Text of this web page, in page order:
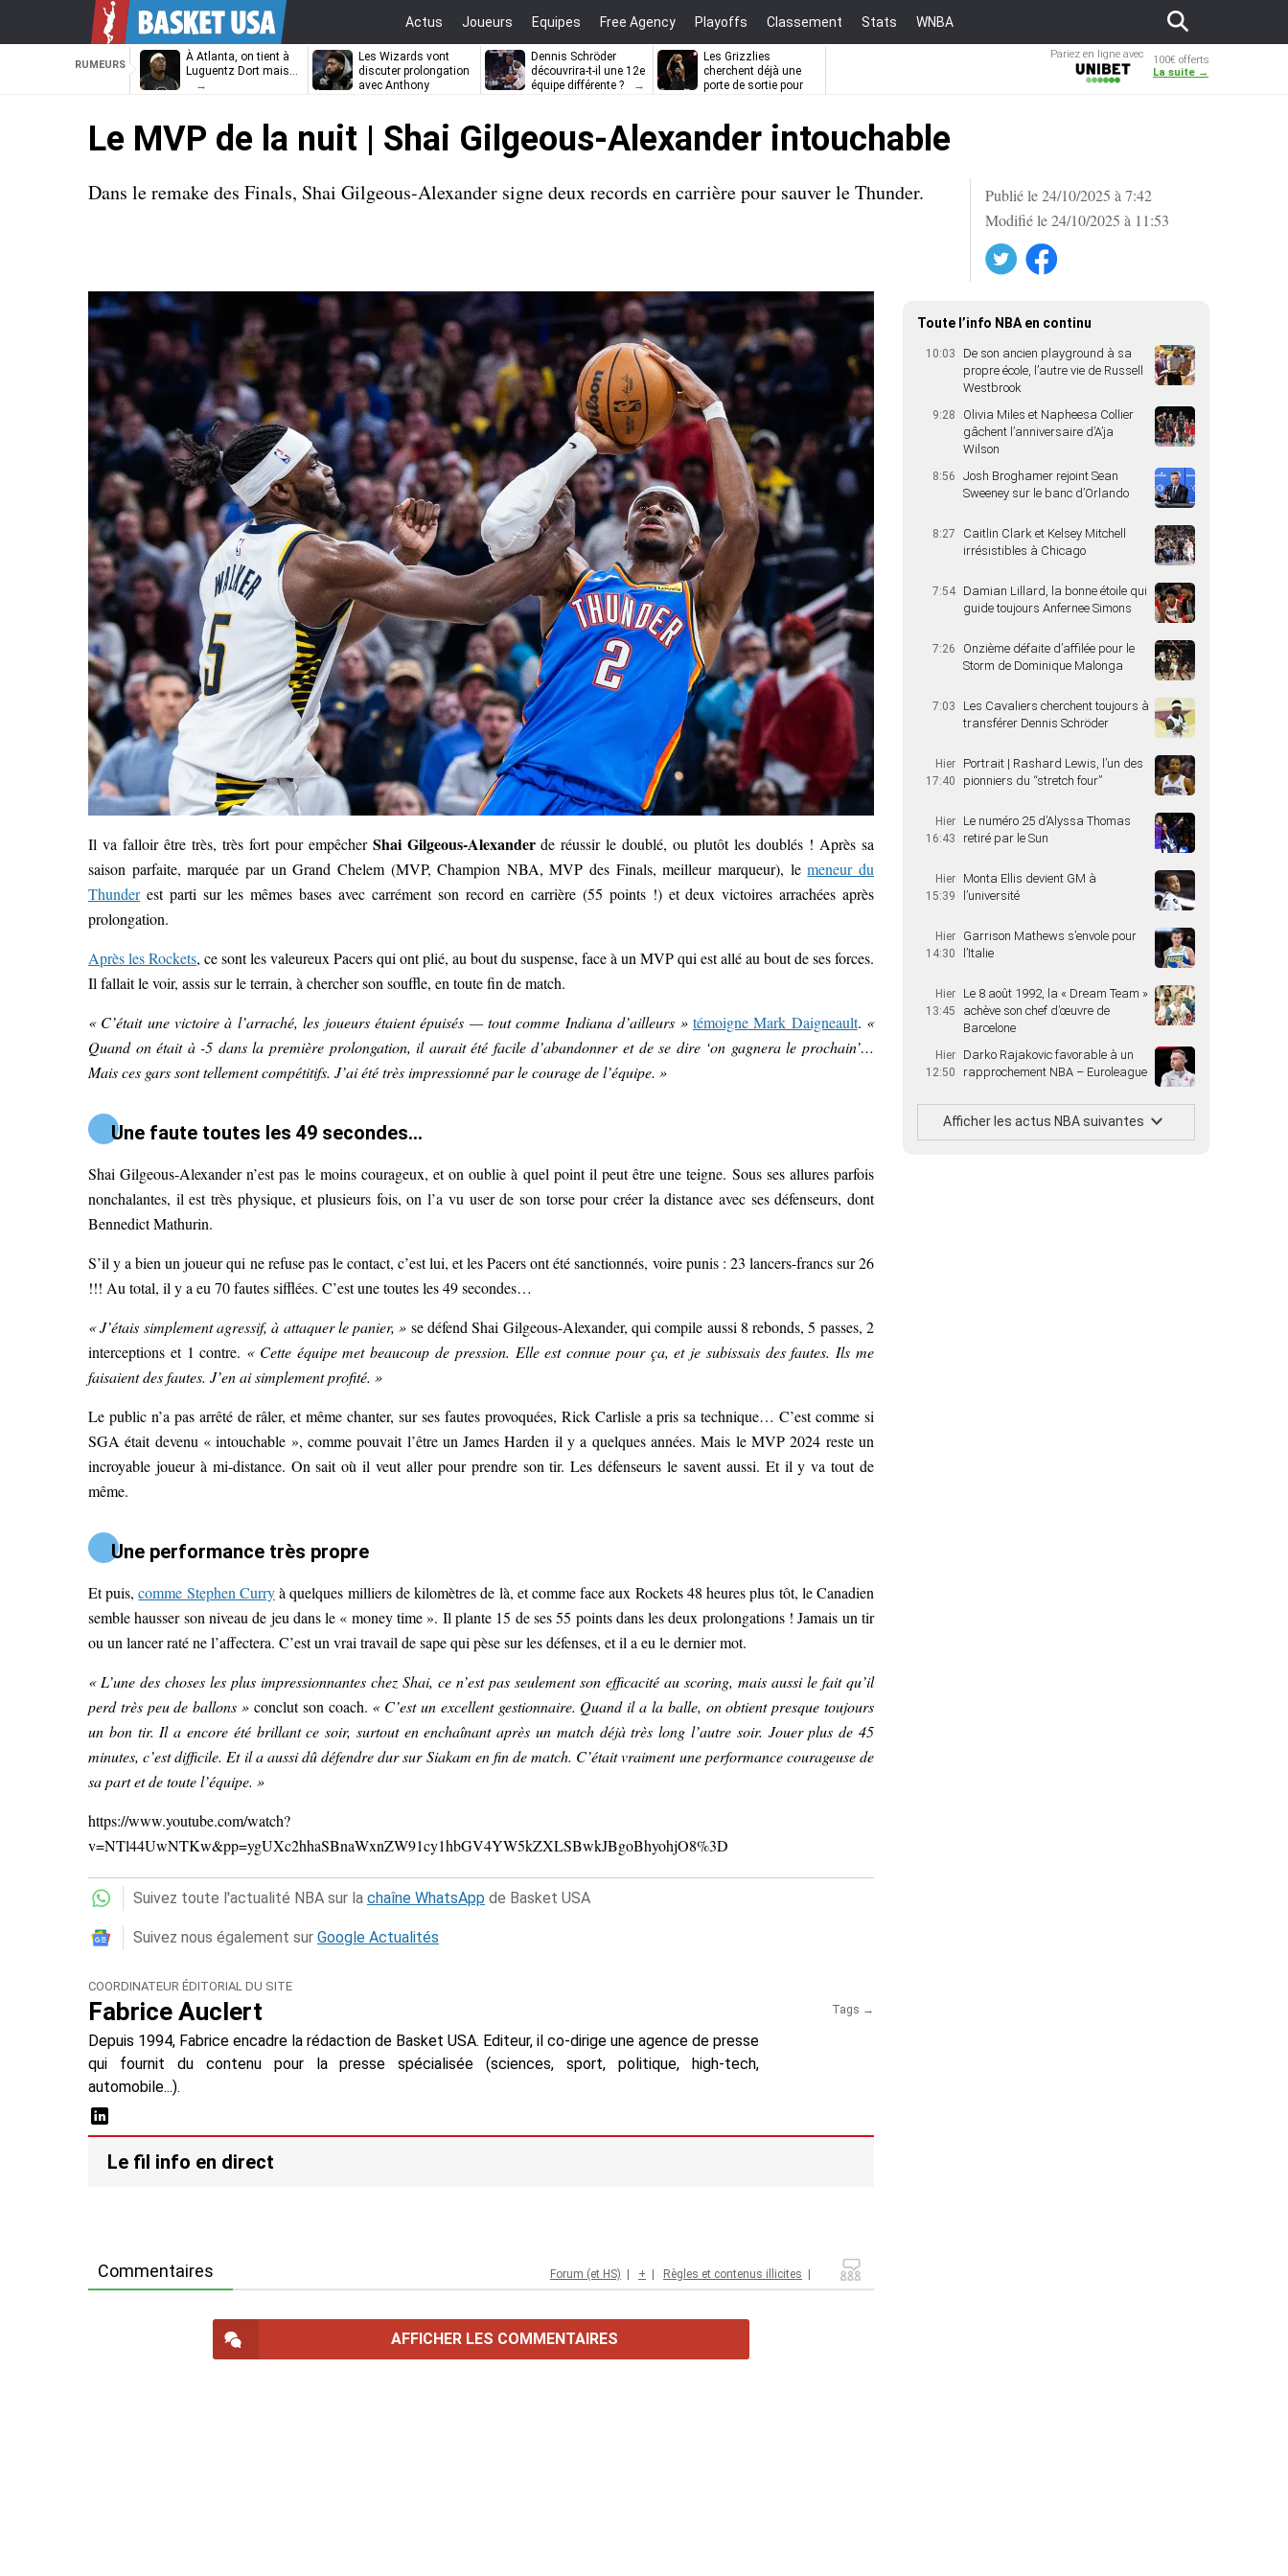
Actus Joueurs Equipes Free Agency Playoffs Classement Stats WNBA
RUMEURS
À Atlanta, on tient à
Luguentz Dort mais…
Les Wizards vont
discuter prolongation
avec Anthony
Dennis Schröder
découvrira-t-il une 12e
équipe différente ?
Les Grizzlies
cherchent déjà une
porte de sortie pour
Pariez en ligne avec
100€ offerts
La suite →
Le MVP de la nuit | Shai Gilgeous-Alexander intouchable
Publié le 24/10/2025 à 7:42
Modifié le 24/10/2025 à 11:53
Facebook
Dans le remake des Finals, Shai Gilgeous-Alexander signe deux records en carrière pour sauver le Thunder.
Il va falloir être très, très fort pour empêcher Shai Gilgeous-Alexanderde réussir le doublé, ou plutôt les doublés ! Après sa
saison parfaite, marquée par un Grand Chelem (MVP, Champion NBA, MVP des Finals, meilleur marqueur), lemeneur du
Thunderest parti sur les mêmes bases avec carrément son record en carrière (55 points !) et deux victoires arrachées après
prolongation.
Après les Rockets, ce sont les valeureux Pacers qui ont plié, au bout du suspense, face à un MVP qui est allé au bout de ses forces.
Il fallait le voir, assis sur le terrain, à chercher son souffle, en toute fin de match.
« C’était une victoire à l’arraché, les joueurs étaient épuisés — tout comme Indiana d’ailleurs » témoigne Mark Daigneault. «
Quand on était à -5 dans la première prolongation, il aurait été facile d’abandonner et de se dire ‘on gagnera le prochain’…
Mais ces gars sont tellement compétitifs. J’ai été très impressionné par le courage de l’équipe. »
Une faute toutes les 49 secondes…
Shai Gilgeous-Alexander n’est pas le moins courageux, et on oublie à quel point il peut être une teigne. Sous ses allures parfois
nonchalantes, il est très physique, et plusieurs fois, on l’a vu user de son torse pour créer la distance avec ses défenseurs, dont
Bennedict Mathurin.
S’il y a bien un joueur qui ne refuse pas le contact, c’est lui, et les Pacers ont été sanctionnés, voire punis : 23 lancers-francs sur 26
!!! Au total, il y a eu 70 fautes sifflées. C’est une toutes les 49 secondes…
« J’étais simplement agressif, à attaquer le panier, » se défend Shai Gilgeous-Alexander, qui compile aussi 8 rebonds, 5 passes, 2
interceptions et 1 contre. « Cette équipe met beaucoup de pression. Elle est connue pour ça, et je subissais des fautes. Ils me
faisaient des fautes. J’en ai simplement profité. »
Le public n’a pas arrêté de râler, et même chanter, sur ses fautes provoquées, Rick Carlisle a pris sa technique… C’est comme si
SGA était devenu « intouchable », comme pouvait l’être un James Harden il y a quelques années. Mais le MVP 2024 reste un
incroyable joueur à mi-distance. On sait où il veut aller pour prendre son tir. Les défenseurs le savent aussi. Et il y va tout de
même.
Une performance très propre
Et puis,comme Stephen Curryà quelques milliers de kilomètres de là, et comme face aux Rockets 48 heures plus tôt, le Canadien
semble hausser son niveau de jeu dans le « money time ». Il plante 15 de ses 55 points dans les deux prolongations ! Jamais un tir
ou un lancer raté ne l’affectera. C’est un vrai travail de sape qui pèse sur les défenses, et il a eu le dernier mot.
« L’une des choses les plus impressionnantes chez Shai, ce n’est pas seulement son efficacité au scoring, mais aussi le fait qu’il
perd très peu de ballons » conclut son coach. « C’est un excellent gestionnaire. Quand il a la balle, on obtient presque toujours
un bon tir. Il a encore été brillant ce soir, surtout en enchaînant après un match déjà très long l’autre soir. Jouer plus de 45
minutes, c’est difficile. Et il a aussi dû défendre dur sur Siakam en fin de match. C’était vraiment une performance courageuse de
sa part et de toute l’équipe. »
https://www.youtube.com/watch?
v=NTl44UwNTKw&pp=ygUXc2hhaSBnaWxnZW91cy1hbGV4YW5kZXLSBwkJBgoBhyohjO8%3D
Suivez toute l'actualité NBA sur la chaîne WhatsApp de Basket USA
Suivez nous également sur Google Actualités
COORDINATEUR ÉDITORIAL DU SITE
Fabrice Auclert
Depuis 1994, Fabrice encadre la rédaction de Basket USA. Editeur, il co-dirige une agence de presse
qui fournit du contenu pour la presse spécialisée (sciences, sport, politique, high-tech,
automobile...).
Tags →
Le fil info en direct
Commentaires Forum (et HS) + Règles et contenus illicites
AFFICHER LES COMMENTAIRES
Toute l’info NBA en continu
10:03
De son ancien playground à sa
propre école, l’autre vie de Russell
Westbrook
9:28
Olivia Miles et Napheesa Collier
gâchent l’anniversaire d’A’ja
Wilson
8:56
Josh Broghamer rejoint Sean
Sweeney sur le banc d’Orlando
8:27
Caitlin Clark et Kelsey Mitchell
irrésistibles à Chicago
7:54
Damian Lillard, la bonne étoile qui
guide toujours Anfernee Simons
7:26
Onzième défaite d’affilée pour le
Storm de Dominique Malonga
7:03
Les Cavaliers cherchent toujours à
transférer Dennis Schröder
Hier
17:40
Portrait | Rashard Lewis, l’un des
pionniers du “stretch four”
Hier
16:43
Le numéro 25 d’Alyssa Thomas
retiré par le Sun
Hier
15:39
Monta Ellis devient GM à
l’université
Hier
14:30
Garrison Mathews s’envole pour
l’Italie
Hier
13:45
Le 8 août 1992, la « Dream Team »
achève son chef d’œuvre de
Barcelone
Hier
12:50
Darko Rajakovic favorable à un
rapprochement NBA – Euroleague
Afficher les actus NBA suivantes